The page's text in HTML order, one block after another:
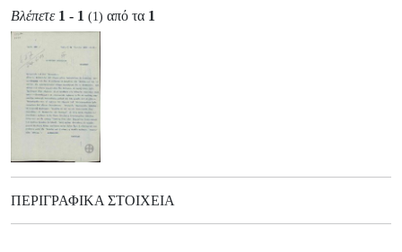
Βλέπετε 1 - 1 (1) από τα 1
ΠΕΡΙΓΡΑΦΙΚΆ ΣΤΟΙΧΕΊΑ